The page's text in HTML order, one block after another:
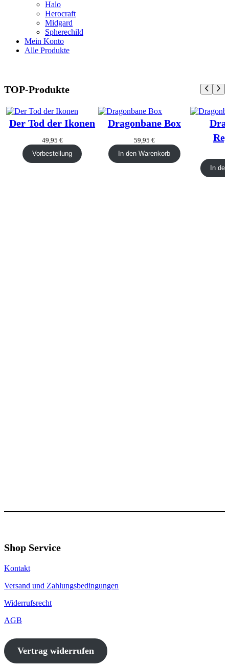
Halo
Herocraft
Midgard
Spherechild
Mein Konto
Alle Produkte
TOP-Produkte
Der Tod der Ikonen
49,95 €
Vorbestellung
Dragonbane Box
59,95 €
In den Warenkorb
In
Shop Service
Kontakt
Versand und Zahlungsbedingungen
Widerrufsrecht
AGB
Vertrag widerrufen